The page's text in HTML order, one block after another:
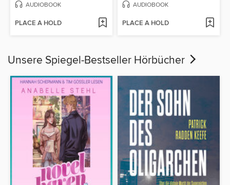
AUDIOBOOK
PLACE A HOLD
AUDIOBOOK
PLACE A HOLD
Unsere Spiegel-Bestseller Hörbücher